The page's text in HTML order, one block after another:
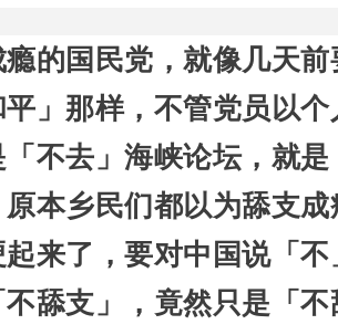
瘾的国民党，就像几天
平」那样，不管党员以
不去」海峡论坛，就
本乡民们都以为舔支
来了，要对中国说「
舔支」，竟然只是「